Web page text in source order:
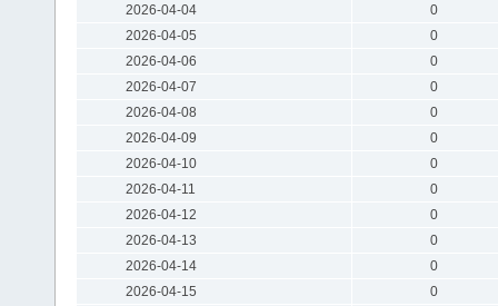
2026-04-04
0
2026-04-05
0
2026-04-06
0
2026-04-07
0
2026-04-08
0
2026-04-09
0
2026-04-10
0
2026-04-11
0
2026-04-12
0
2026-04-13
0
2026-04-14
0
2026-04-15
0